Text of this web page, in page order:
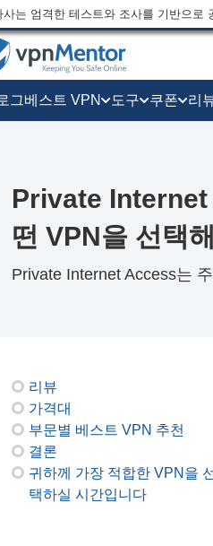
사는 엄격한 테스트와 조사를 기반으로
그베스트 VPN 도구 쿠폰 리
Private Internet
떤 VPN을 선택
Private Internet Access는
리뷰
가격대
부문별 베스트 VPN 추천
결론
귀하께 가장 적합한 VPN을 선
택하실 시간입니다